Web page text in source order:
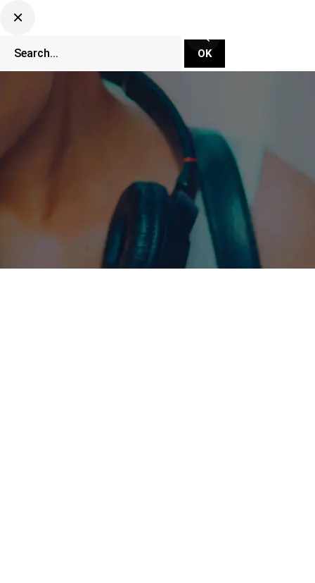
CLUBBING TV NETWORK